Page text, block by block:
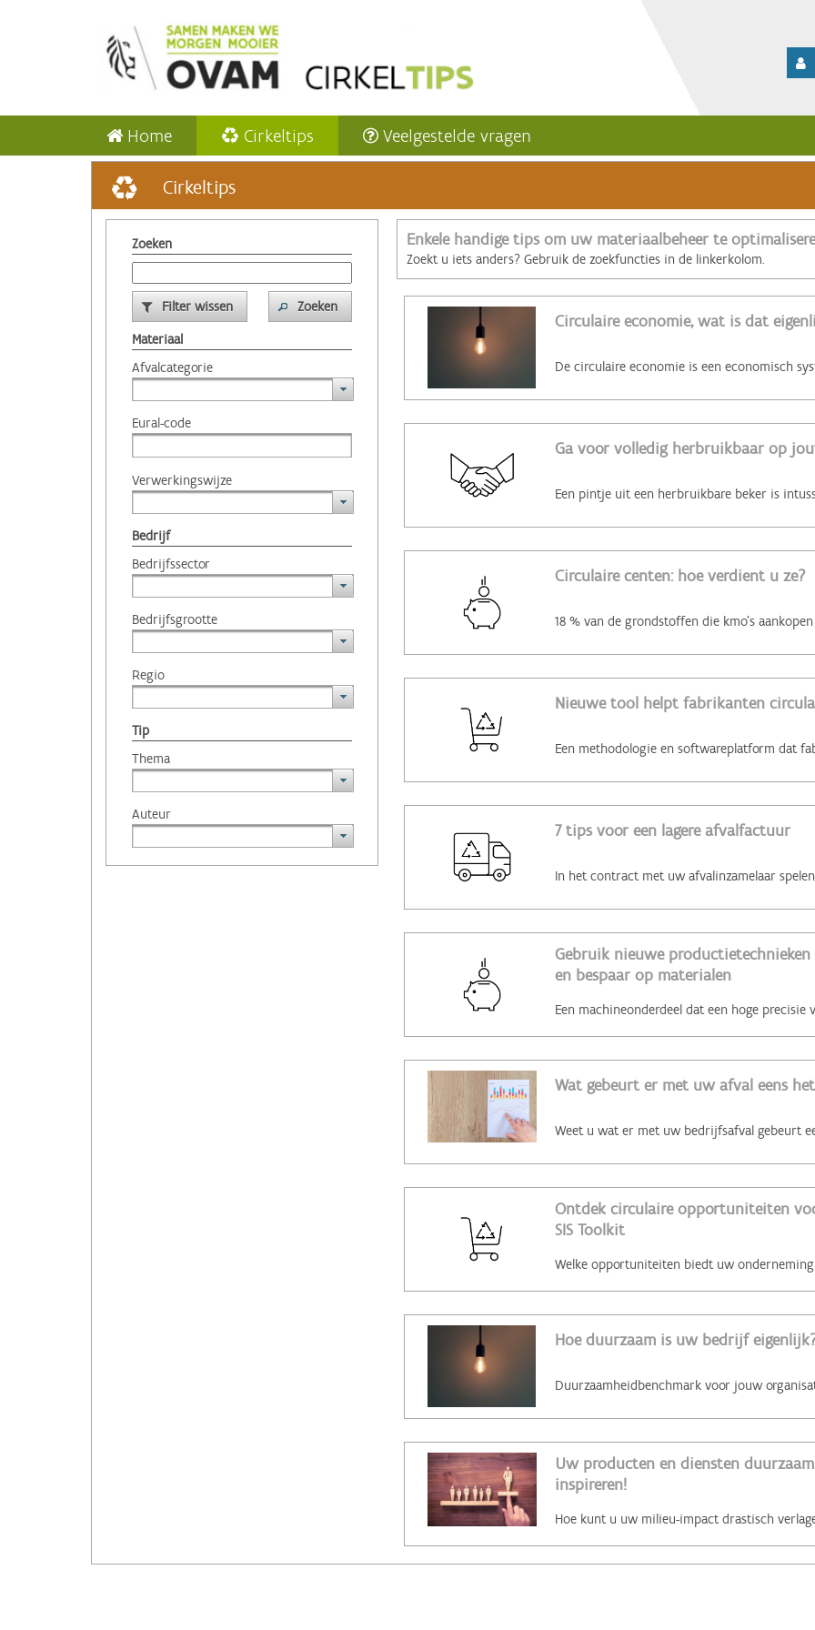
Home Cirkeltips Veelgestelde vragen
Cirkeltips
Zoeken
Filter wissen
Zoeken
Materiaal
Afvalcategorie
Eural-code
Verwerkingswijze
Bedrijf
Bedrijfssector
Bedrijfsgrootte
Regio
Tip
Thema
Auteur
Enkele handige tips om uw materiaalbeheer te
Zoekt u iets anders? Gebruik de zoekfuncties in de linkerkolom.
Circulaire economie, wat is dat
Ga voor volledig herbruikbaar op
Circulaire centen: hoe verdient u ze?
Nieuwe tool helpt fabrikanten
7 tips voor een lagere afvalfactuur
Gebruik nieuwe
en bespaar op materialen
Wat gebeurt er met uw afval eens
Ontdek circulaire opportuniteiten
SIS Toolkit
Hoe duurzaam is uw bedrijf
Uw producten en diensten
inspireren!